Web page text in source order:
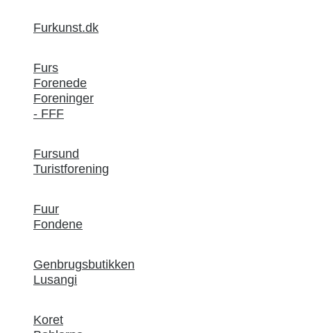
Furkunst.dk
Furs
Forenede
Foreninger
- FFF
Fursund
Turistforening
Fuur
Fondene
Genbrugsbutikken
Lusangi
Koret